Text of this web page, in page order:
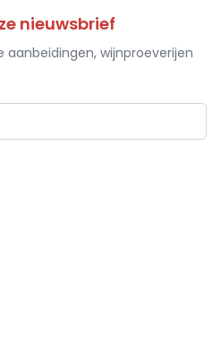
nieuwsbrief
aanbeidingen, wijnproeverijen